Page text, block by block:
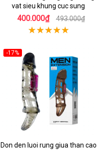
vat sieu khung cuc sung
400.000₫ 493.000₫
-17%
Don den luoi rung giua than cao